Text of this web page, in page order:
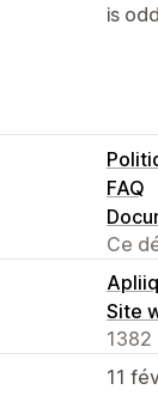
is
FAQ
Ce
Site
1382
11